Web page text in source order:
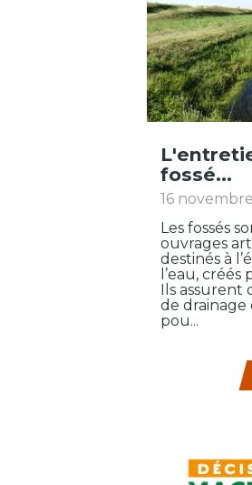
L'entretien du
fossé...
16
Les fossés
ouvrages
destinés à
l’eau, créés
Ils assurent
de drainage
pou...